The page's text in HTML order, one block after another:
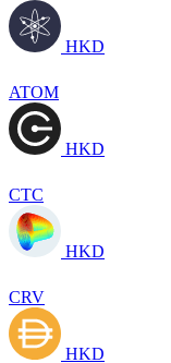
HKD
ATOM
HKD
CTC
HKD
CRV
HKD